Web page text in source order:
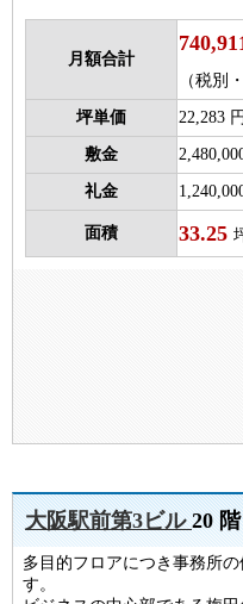
月額合計
（税別
坪単価 22,283
敷金
礼金
面積 33.25
大阪駅前第3ビル20 階
多目的フロアにつき事務所
す。